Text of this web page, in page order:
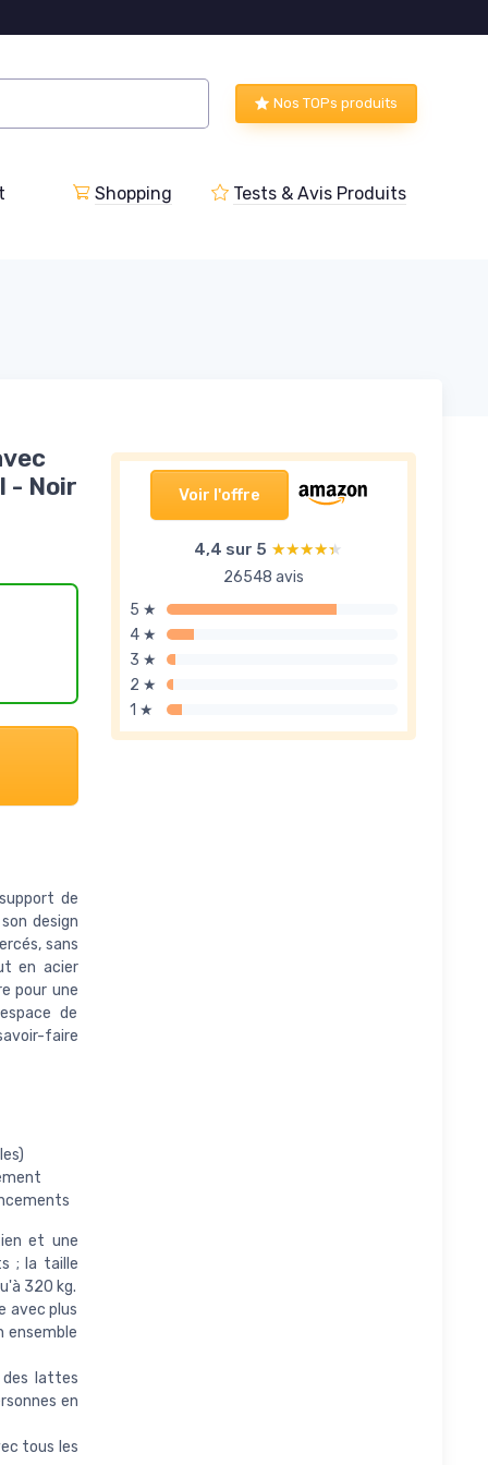
Nos TOPs produits
Shopping Tests & Avis Produits
Voir l'offre
4,4 sur 5 ★★★★★
★★★★★
26548 avis
5 ★
4 ★
3 ★
2 ★
1 ★
- Noir
de
design
sans
en acier
pour une
de
faire
et une
; la taille
320 kg.
avec plus
ensemble
des lattes
en
tous les